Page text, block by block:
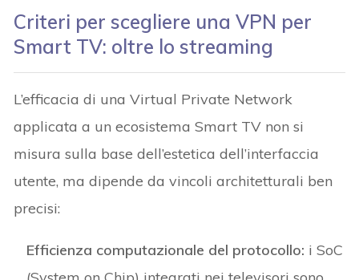
Criteri per scegliere una VPN per
Smart TV: oltre lo streaming
L’efficacia di una Virtual Private Network
applicata a un ecosistema Smart TV non si
misura sulla base dell’estetica dell’interfaccia
utente, ma dipende da vincoli architetturali ben
precisi:
Efficienza computazionale del protocollo: i SoC